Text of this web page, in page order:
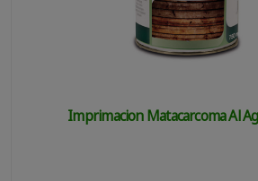
Imprimacion Matacarcoma Al